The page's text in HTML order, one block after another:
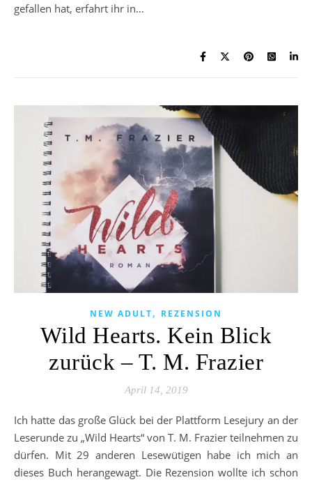
gefallen hat, erfahrt ihr in…
NEW ADULT, REZENSION
Wild Hearts. Kein Blick
zurück – T. M. Frazier
April 14, 2019
Ich hatte das große Glück bei der Plattform Lesejury an der
Leserunde zu „Wild Hearts“ von T. M. Frazier teilnehmen zu
dürfen. Mit 29 anderen Lesewütigen habe ich mich an
dieses Buch herangewagt. Die Rezension wollte ich schon